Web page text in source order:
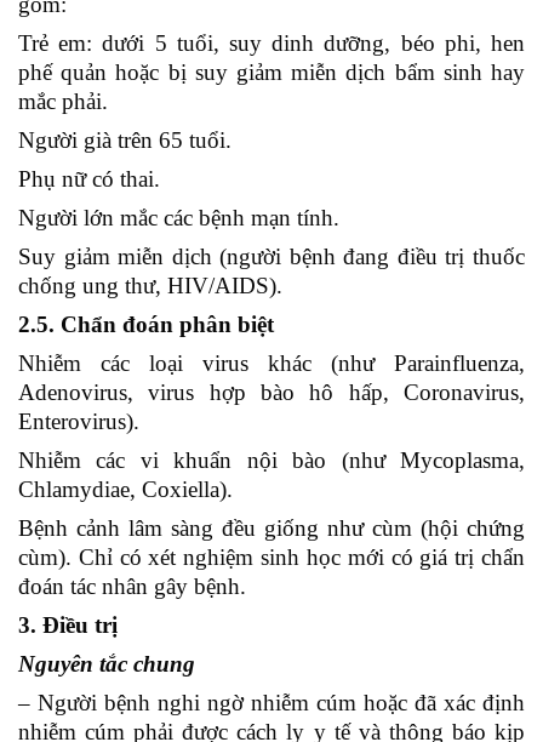
Trẻ em: dưới 5 tuổi, suy dinh dưỡng, béo phi, hen
phế quản hoặc bị suy giảm miễn dịch bẩm sinh hay
mắc phải.
Người già trên 65 tuổi.
Phụ nữ có thai.
Người lớn mắc các bệnh mạn tính.
Suy giảm miễn dịch (người bệnh đang điều trị thuốc
chống ung thư, HIV/AIDS).
2.5. Chẩn đoán phân biệt
Nhiễm các loại virus khác (như Parainfluenza,
Adenovirus, virus hợp bào hô hấp, Coronavirus,
Enterovirus).
Nhiễm các vi khuẩn nội bào (như Mycoplasma,
Chlamydiae, Coxiella).
Bệnh cảnh lâm sàng đều giống như cùm (hội chứng
cùm). Chỉ có xét nghiệm sinh học mới có giá trị chẩn
đoán tác nhân gây bệnh.
3. Điều trị
Nguyên tắc chung
– Người bệnh nghi ngờ nhiễm cúm hoặc đã xác định
nhiễm cúm phải được cách ly y tế và thông báo kịp